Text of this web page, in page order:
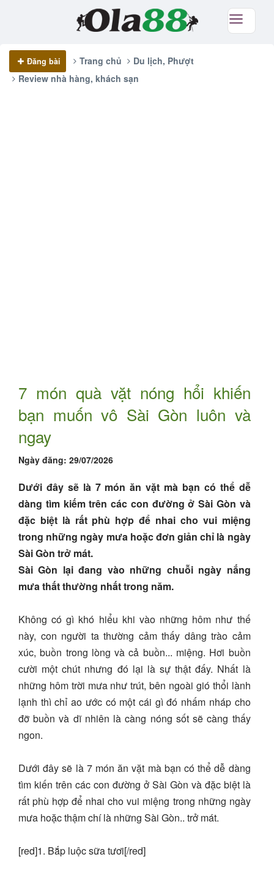
Đăng bài Trang chủ
Du lịch, Phượt
Review nhà hàng, khách sạn
7 món quà vặt nóng hổi khiến
bạn muốn vô Sài Gòn luôn và
ngay
Ngày đăng: 29/07/2026
Dưới đây sẽ là 7 món ăn vặt mà bạn có thể dễ
dàng tìm kiếm trên các con đường ở Sài Gòn và
đặc biệt là rất phù hợp để nhai cho vui miệng
trong những ngày mưa hoặc đơn giản chỉ là ngày
Sài Gòn trở mát.
Sài Gòn lại đang vào những chuỗi ngày nắng
mưa thất thường nhất trong năm.
Không có gì khó hiểu khi vào những hôm như thế
này, con người ta thường cảm thấy dâng trào cảm
xúc, buồn trong lòng và cả buồn... miệng. Hơi buồn
cười một chút nhưng đó lại là sự thật đấy. Nhất là
những hôm trời mưa như trút, bên ngoài gió thổi lành
lạnh thì chỉ ao ước có một cái gì đó nhấm nháp cho
đỡ buồn và dĩ nhiên là càng nóng sốt sẽ càng thấy
ngon.
Dưới đây sẽ là 7 món ăn vặt mà bạn có thể dễ dàng
tìm kiến trên các con đường ở Sài Gòn và đặc biệt là
rất phù hợp để nhai cho vui miệng trong những ngày
mưa hoặc thậm chí là những Sài Gòn.. trở mát.
[red]1. Bắp luộc sữa tươi[/red]